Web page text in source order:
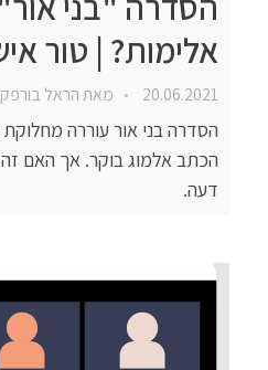
אלימות? | טור
20.06.2021 מאתהראל
הסדרה בני אור עוררה
הכתב אלמוג בוקר. אך האם
דעה.